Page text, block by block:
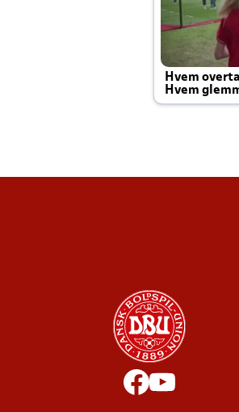
Hvem
Hvem
Joachim